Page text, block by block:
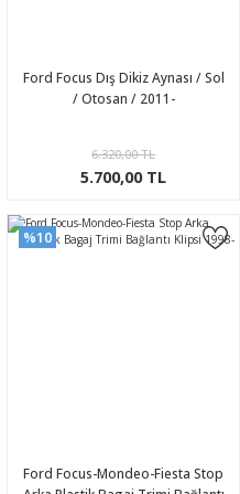
Ford Focus Dış Dikiz Aynası / Sol
/ Otosan / 2011-
6.320,00 TL
5.700,00 TL
%10
Ford Focus-Mondeo-Fiesta Stop